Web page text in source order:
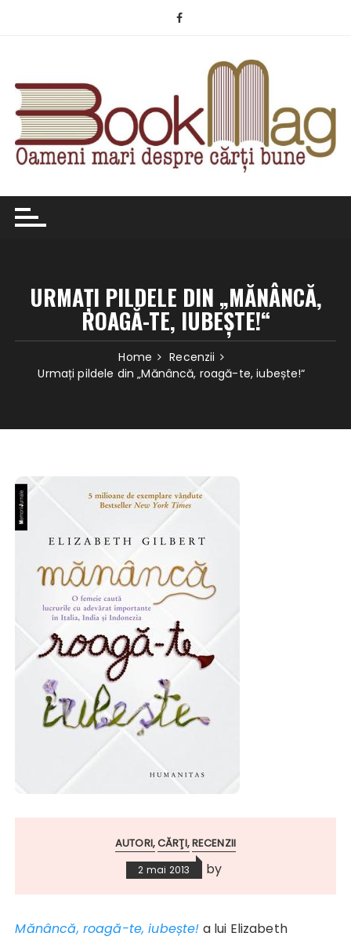
URMAȚI PILDELE DIN „MĂNÂNCĂ,
ROAGĂ-TE, IUBEȘTE!“
Home
Recenzii
Urmați pildele din „Mănâncă, roagă-te, iubește!“
AUTORI CĂRŢI RECENZII
2 mai 2013 by
Mănâncă, roagă-te, iubește! a lui Elizabeth